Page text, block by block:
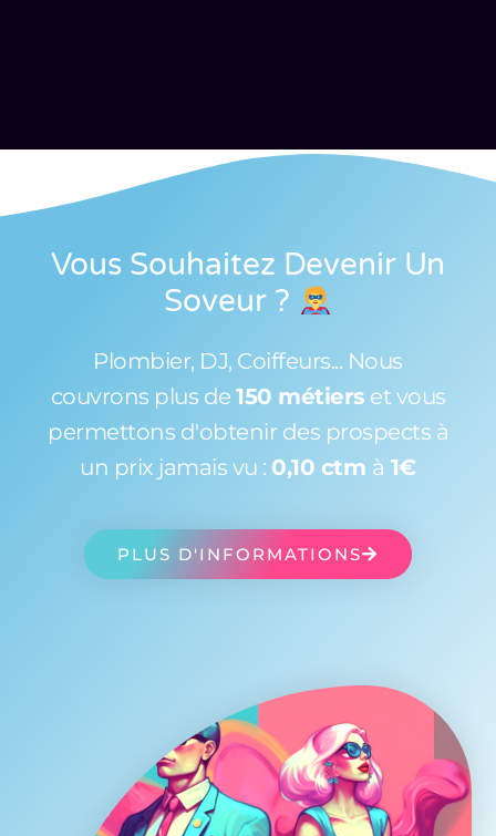
Vous Souhaitez Devenir Un
Soveur ?
Plombier, DJ, Coiffeurs... Nous
couvrons plus de 150 métiers et vous
permettons d'obtenir des prospects à
un prix jamais vu : 0,10 ctm à 1€
PLUS D'INFORMATIONS